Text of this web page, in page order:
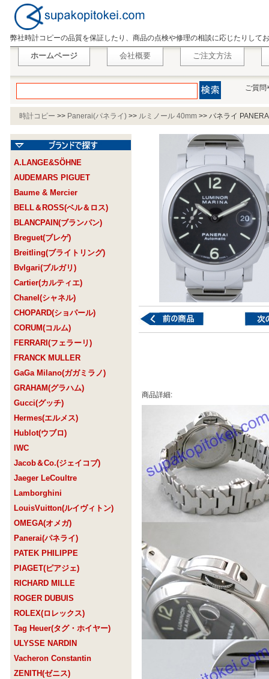
弊社時計コピーの品質を保証したり、商品の点検や修理の相談に応じたりして
ホームページ 会社概要 ご注文方法
ご質問
時計コピー >> Panerai(パネライ) >> ルミノール 40mm >> パネライ
A.LANGE&SÖHNE
AUDEMARS PIGUET
Baume & Mercier
BELL＆ROSS(ベル＆ロス)
BLANCPAIN(ブランパン)
Breguet(ブレゲ)
Breitling(ブライトリング)
Bvlgari(ブルガリ)
Cartier(カルティエ)
Chanel(シャネル)
CHOPARD(ショパール)
CORUM(コルム)
FERRARI(フェラーリ)
FRANCK MULLER
GaGa Milano(ガガミラノ)
GRAHAM(グラハム)
Gucci(グッチ)
Hermes(エルメス)
Hublot(ウブロ)
IWC
Jacob＆Co.(ジェイコブ)
Jaeger LeCoultre
Lamborghini
LouisVuitton(ルイヴィトン)
OMEGA(オメガ)
Panerai(パネライ)
PATEK PHILIPPE
PIAGET(ピアジェ)
RICHARD MILLE
ROGER DUBUIS
ROLEX(ロレックス)
Tag Heuer(タグ・ホイヤー)
ULYSSE NARDIN
Vacheron Constantin
ZENITH(ゼニス)
商品詳細: